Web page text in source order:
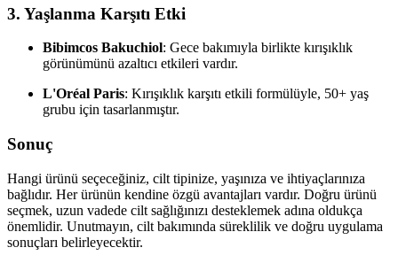
3. Yaşlanma Karşıtı Etki
Bibimcos Bakuchiol: Gece bakımıyla birlikte kırışıklık
görünümünü azaltıcı etkileri vardır.
L'Oréal Paris: Kırışıklık karşıtı etkili formülüyle, 50+ yaş
grubu için tasarlanmıştır.
Sonuç
Hangi ürünü seçeceğiniz, cilt tipinize, yaşınıza ve ihtiyaçlarınıza
bağlıdır. Her ürünün kendine özgü avantajları vardır. Doğru ürünü
seçmek, uzun vadede cilt sağlığınızı desteklemek adına oldukça
önemlidir. Unutmayın, cilt bakımında süreklilik ve doğru uygulama
sonuçları belirleyecektir.